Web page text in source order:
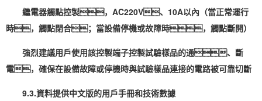
繼電器觸點控製，AC220V、10A以內（當正常運行
時，觸點閉合；當設備停機或故障時，觸點斷開）
強烈建議用戶使用該控製端子控製試驗樣品的通、斷
電，確保在設備故障或停機時與試驗樣品連接的電路被可靠切斷
9.3.資料提供中文版的用戶手冊和技術數據